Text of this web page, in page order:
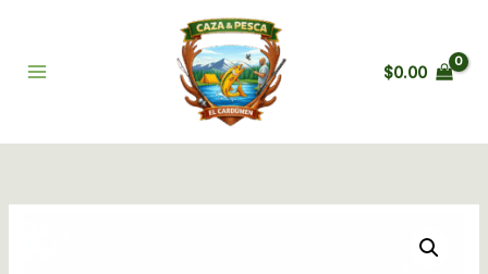
contenido
$0.00